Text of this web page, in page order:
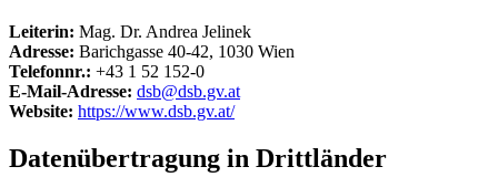
Leiterin: Mag. Dr. Andrea Jelinek
Adresse: Barichgasse 40-42, 1030 Wien
Telefonnr.: +43 1 52 152-0
E-Mail-Adresse: dsb@dsb.gv.at
Website: https://www.dsb.gv.at/
Datenübertragung in Drittländer